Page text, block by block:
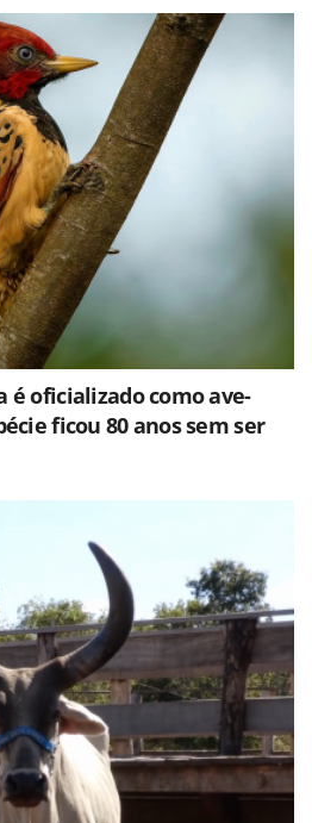
é oficializado como ave-
ficou 80 anos sem ser